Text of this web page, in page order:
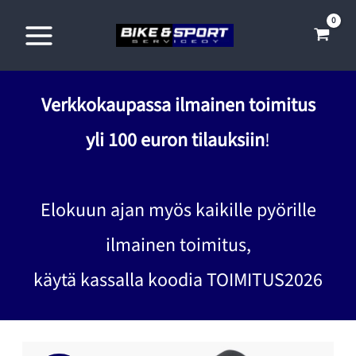
sisältöön
Verkkokaupassa ilmainen toimitus
yli 100 euron tilauksiin!
Elokuun ajan myös kaikille pyörille
ilmainen toimitus,
käytä kassalla koodia TOIMITUS2026